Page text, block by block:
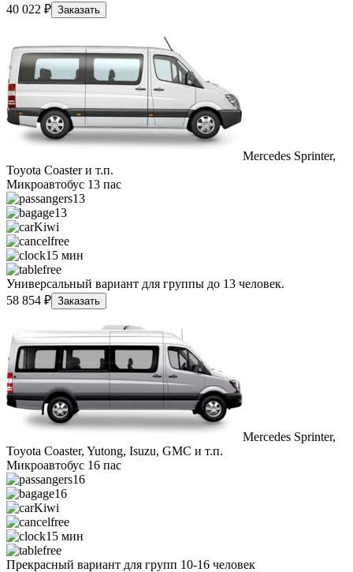
40 022 ₽ Заказать
Mercedes Sprinter,
Toyota Coaster и т.п.
Микроавтобус 13 пас
13
13
Kiwi
free
15 мин
free
Универсальный вариант для группы до 13 человек.
58 854 ₽ Заказать
Mercedes Sprinter,
Toyota Coaster, Yutong, Isuzu, GMC и т.п.
Микроавтобус 16 пас
16
16
Kiwi
free
15 мин
free
Прекрасный вариант для групп 10-16 человек